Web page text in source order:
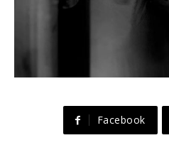
Facebook